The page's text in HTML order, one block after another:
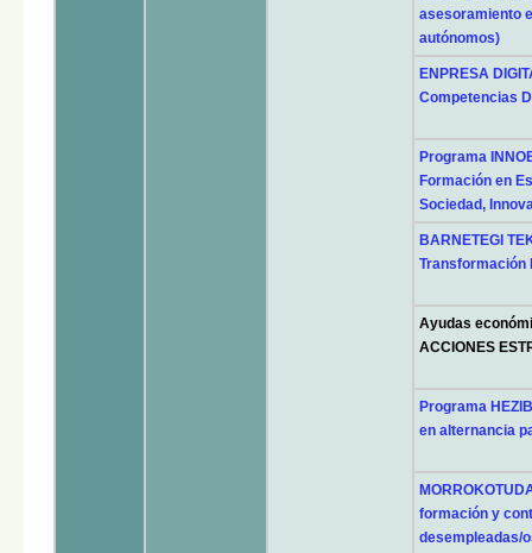
asesoramiento
autónomos)
ENPRESA
Competencias
Programa
Formación en
Sociedad,
BARNETEGI
Transformación
Ayudas
ACCIONES
Programa
en alternancia
formación y
desempleadas/